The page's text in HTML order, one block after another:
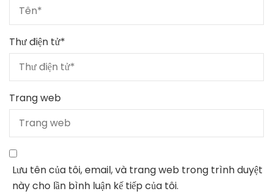
Thư điện tử*
Trang web
Lưu tên của tôi, email, và trang web trong trình duyệt
này cho lần bình luận kế tiếp của tôi.